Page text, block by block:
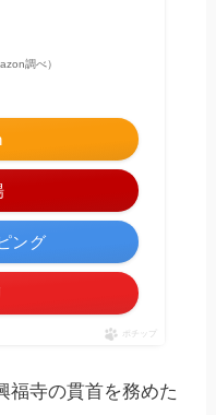
調べ）
ング
ポチップ
福寺の貫首を務めた